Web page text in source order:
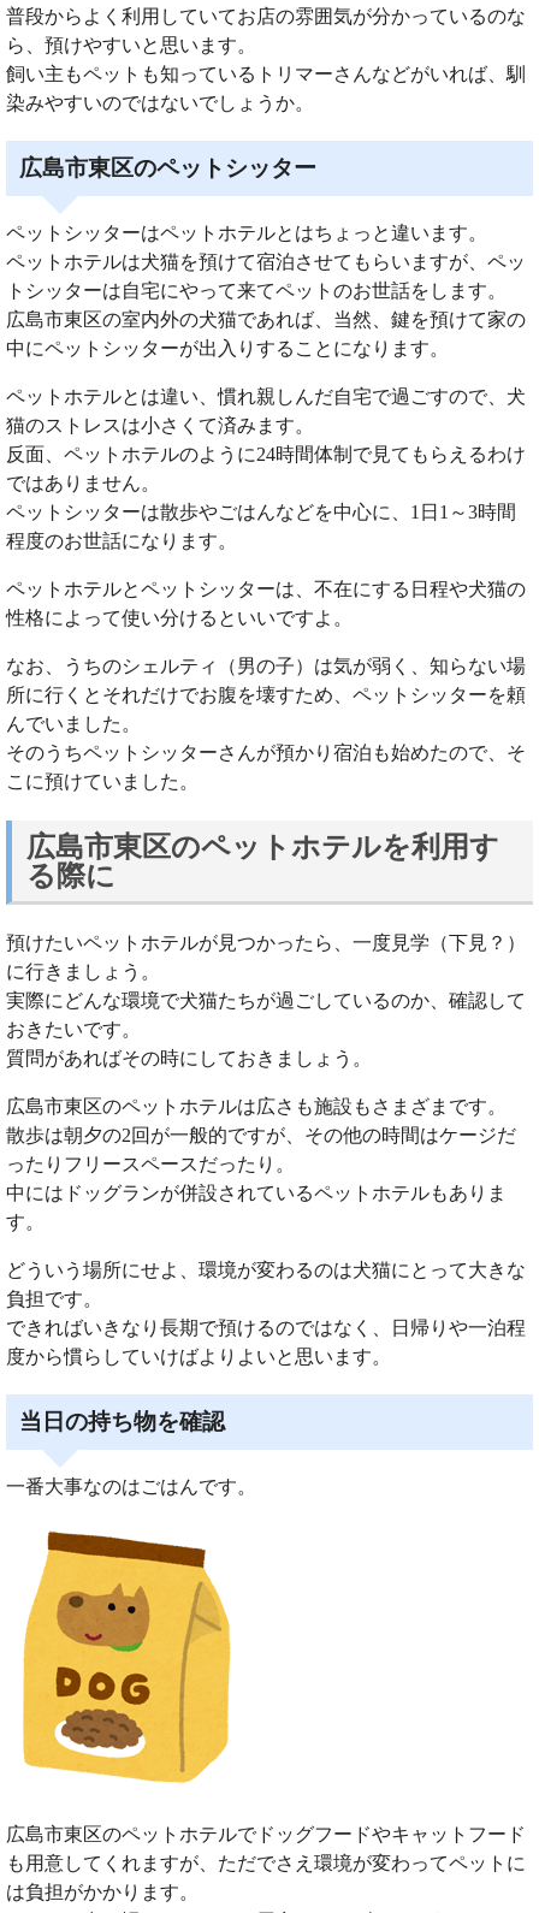
普段からよく利用していてお店の雰囲気が分かっているのな
ら、預けやすいと思います。
飼い主もペットも知っているトリマーさんなどがいれば、馴
染みやすいのではないでしょうか。
広島市東区のペットシッター
ペットシッターはペットホテルとはちょっと違います。
ペットホテルは犬猫を預けて宿泊させてもらいますが、ペッ
トシッターは自宅にやって来てペットのお世話をします。
広島市東区の室内外の犬猫であれば、当然、鍵を預けて家の
中にペットシッターが出入りすることになります。
ペットホテルとは違い、慣れ親しんだ自宅で過ごすので、犬
猫のストレスは小さくて済みます。
反面、ペットホテルのように24時間体制で見てもらえるわけ
ではありません。
ペットシッターは散歩やごはんなどを中心に、1日1～3時間
程度のお世話になります。
ペットホテルとペットシッターは、不在にする日程や犬猫の
性格によって使い分けるといいですよ。
なお、うちのシェルティ（男の子）は気が弱く、知らない場
所に行くとそれだけでお腹を壊すため、ペットシッターを頼
んでいました。
そのうちペットシッターさんが預かり宿泊も始めたので、そ
こに預けていました。
広島市東区のペットホテルを利用す
る際に
預けたいペットホテルが見つかったら、一度見学（下見？）
に行きましょう。
実際にどんな環境で犬猫たちが過ごしているのか、確認して
おきたいです。
質問があればその時にしておきましょう。
広島市東区のペットホテルは広さも施設もさまざまです。
散歩は朝夕の2回が一般的ですが、その他の時間はケージだ
ったりフリースペースだったり。
中にはドッグランが併設されているペットホテルもありま
す。
どういう場所にせよ、環境が変わるのは犬猫にとって大きな
負担です。
できればいきなり長期で預けるのではなく、日帰りや一泊程
度から慣らしていけばよりよいと思います。
当日の持ち物を確認
一番大事なのはごはんです。
広島市東区のペットホテルでドッグフードやキャットフード
も用意してくれますが、ただでさえ環境が変わってペットに
は負担がかかります。